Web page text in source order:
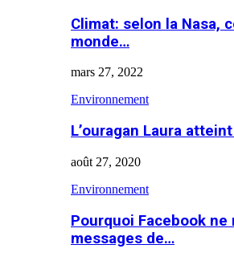
Climat: selon la Nasa,
monde…
mars 27, 2022
Environnement
L’ouragan Laura
août 27, 2020
Environnement
Pourquoi Facebook ne
messages de…